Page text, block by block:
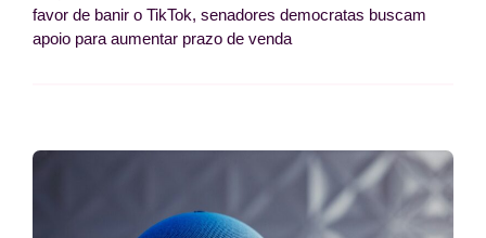
favor de banir o TikTok, senadores democratas buscam
apoio para aumentar prazo de venda